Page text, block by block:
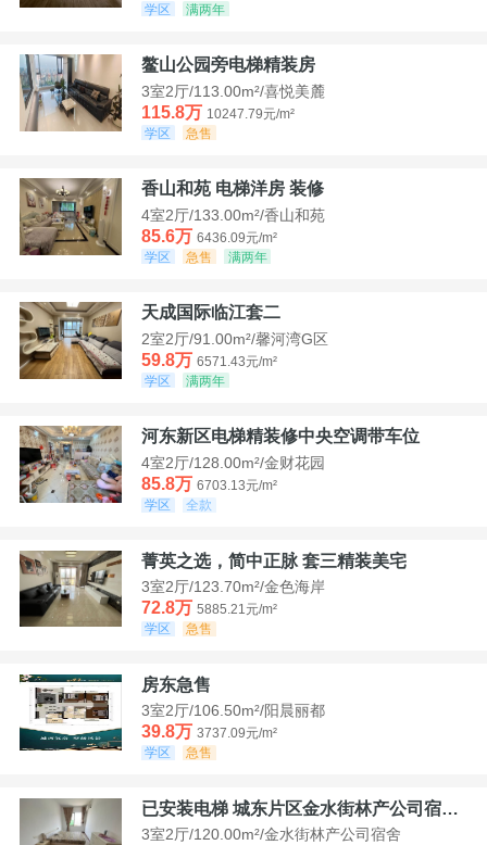
学区
满两年
鳌山公园旁电梯精装房
3室2厅/113.00m²/喜悦美麓
115.8万 10247.79元/m²
学区
急售
香山和苑 电梯洋房 装修
4室2厅/133.00m²/香山和苑
85.6万 6436.09元/m²
学区
急售 满两年
天成国际临江套二
2室2厅/91.00m²/馨河湾G区
59.8万 6571.43元/m²
学区
满两年
河东新区电梯精装修中央空调带车位
4室2厅/128.00m²/金财花园
85.8万 6703.13元/m²
学区
全款
菁英之选，简中正脉 套三精装美宅
3室2厅/123.70m²/金色海岸
72.8万 5885.21元/m²
学区
急售
房东急售
3室2厅/106.50m²/阳晨丽都
39.8万 3737.09元/m²
学区
急售
已安装电梯 城东片区金水街林产公司宿舍套三可看江景
3室2厅/120.00m²/金水街林产公司宿舍